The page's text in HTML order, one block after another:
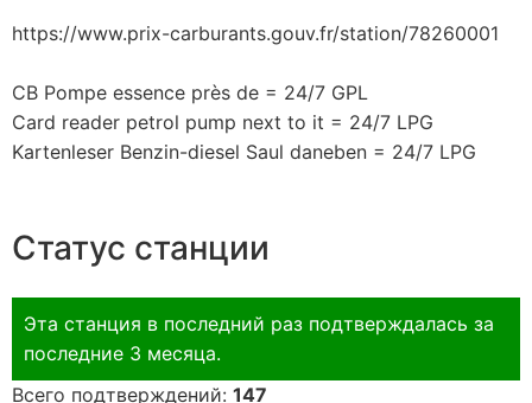
https://www.prix-carburants.gouv.fr/station/78260001
CB Pompe essence près de = 24/7 GPL
Card reader petrol pump next to it = 24/7 LPG
Kartenleser Benzin-diesel Saul daneben = 24/7 LPG
Статус станции
Эта станция в последний раз подтверждалась за
последние 3 месяца.
Всего подтверждений: 147